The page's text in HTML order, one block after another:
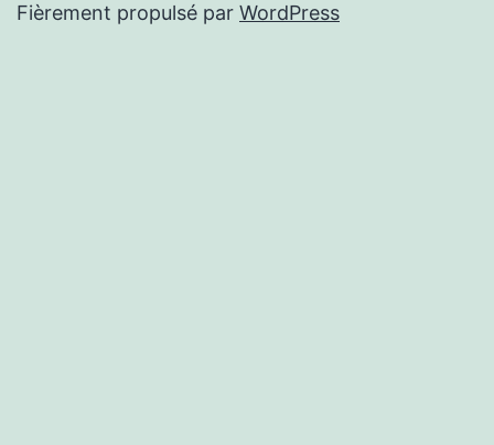
Fièrement propulsé par WordPress